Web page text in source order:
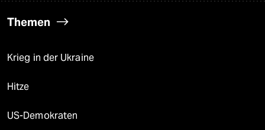
Themen
Krieg in der Ukraine
Hitze
US-Demokraten